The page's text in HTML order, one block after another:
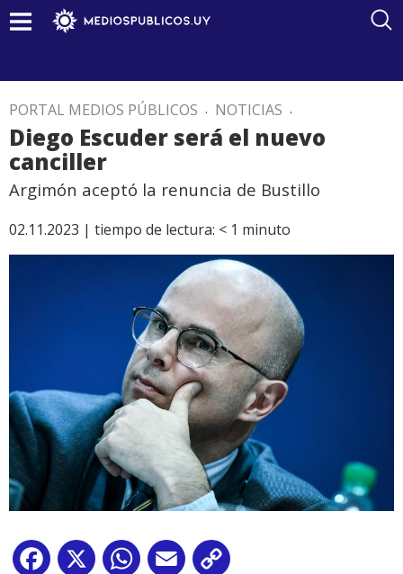
PORTAL MEDIOS PÚBLICOS . NOTICIAS .
Diego Escuder será el nuevo
canciller
Argimón aceptó la renuncia de Bustillo
02.11.2023 | tiempo de lectura: < 1 minuto
Facebook
X WhatsApp
Email